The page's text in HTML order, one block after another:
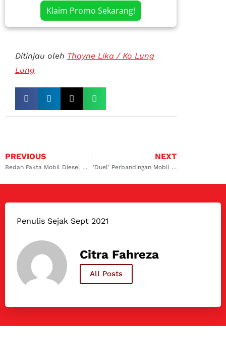
Klaim Promo Sekarang!
Ditinjau oleh Thayne Lika / Ko Lung
Lung
PREVIOUS
Bedah Fakta Mobil Diesel Tahan Banjir Dibandingkan Mobil Bensin
NEXT
‘Duel’ Perbandingan Mobil Wuling Cortez dan Toyota Kijang Innova
Penulis Sejak Sept 2021
Citra Fahreza
All Posts